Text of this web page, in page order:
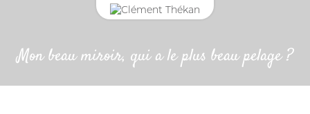
Mon beau miroir, qui a le plus beau pelage ?
CONNEXION